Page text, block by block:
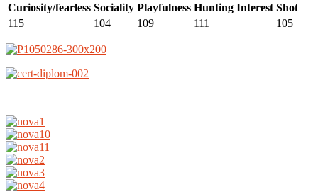
Curiosity/fearless Sociality Playfulness Hunting Interest Shot
115
104 109 111 105